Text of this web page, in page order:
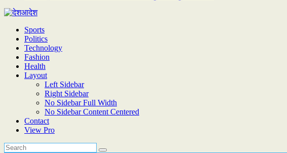
Sports
Politics
Technology
Fashion
Health
Layout
Left Sidebar
Right Sidebar
No Sidebar Full Width
No Sidebar Content Centered
Contact
View Pro